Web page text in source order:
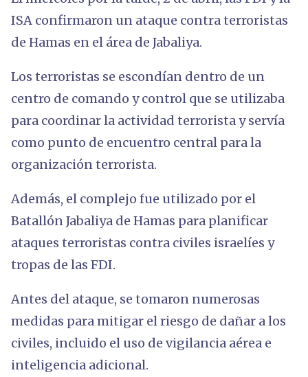
ISA confirmaron un ataque contra terroristas
de Hamas en el área de Jabaliya.
Los terroristas se escondían dentro de un
centro de comando y control que se utilizaba
para coordinar la actividad terrorista y servía
como punto de encuentro central para la
organización terrorista.
Además, el complejo fue utilizado por el
Batallón Jabaliya de Hamas para planificar
ataques terroristas contra civiles israelíes y
tropas de las FDI.
Antes del ataque, se tomaron numerosas
medidas para mitigar el riesgo de dañar a los
civiles, incluido el uso de vigilancia aérea e
inteligencia adicional.